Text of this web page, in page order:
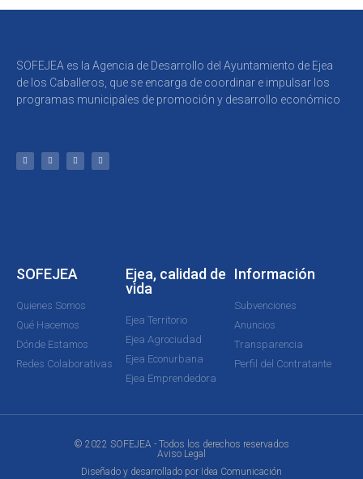
SOFEJEA es la Agencia de Desarrollo del Ayuntamiento de Ejea
de los Caballeros, que se encarga de coordinar e impulsar los
programas municipales de promoción y desarrollo económico
SOFEJEA
Quienes Somos
Qué Hacemos
Dónde Estamos
Redes Colaborativas
Ejea, calidad de
vida
Ejea Territorio
Ejea Agrociudad
Ejea Econurbana
Ejea Emprendedora
Información
Subvenciones
Anuncios
Transparencia
Perfil del Contratante
© 2022 SOFEJEA - Todos los derechos reservados
Aviso Legal
Diseñado y desarrollado por Idea Comunicación